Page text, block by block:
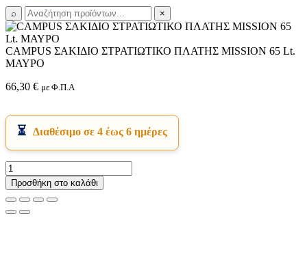
⌕ ×
CAMPUS ΣΑΚΙΔΙΟ ΣΤΡΑΤΙΩΤΙΚΟ ΠΛΑΤΗΣ MISSION 65 Lt.
ΜΑΥΡΟ
66,30 € με Φ.Π.Α
Διαθέσιμο σε 4 έως 6 ημέρες
CAMPUS
ΣΑΚΙΔΙΟ
ΣΤΡΑΤΙΩΤΙΚΟ
ΠΛΑΤΗΣ
MISSION
Προσθήκη στο καλάθι